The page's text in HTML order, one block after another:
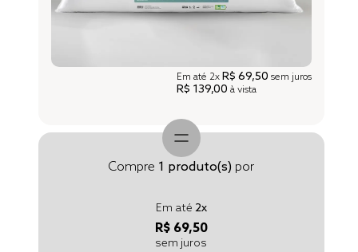
Em até 2x R$ 69,50 sem juros
R$ 139,00 à vista
Compre 1 produto(s) por
Em até 2x
R$ 69,50
sem juros